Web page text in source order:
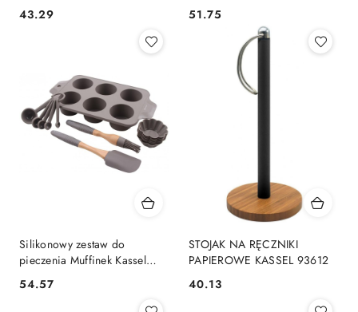
Cena:
43.29 Cena:
51.75
Silikonowy zestaw do
pieczenia Muffinek Kassel
Cena:
54.57
STOJAK NA RĘCZNIKI
PAPIEROWE KASSEL 93612
Cena:
40.13